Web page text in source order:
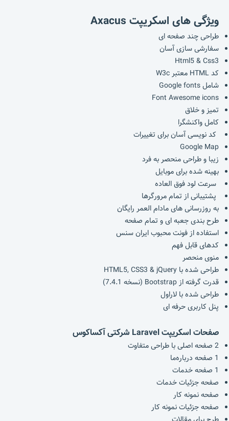
ویژگی های اسکریپت Axacus
طراحی چند صفحه ای
سفارشی سازی آسان
Html5 & Css3
کد HTML معتبر W3c
شامل Google fonts
Font Awesome icons
تمیز و خلاق
کامل واکنشگرا
کد نویسی آسان برای تغییرات
Google Map
زیبا و طراحی منحصر به فرد
بهینه شده برای موبایل
سرعت لود فوق العاده
پشتیبانی از تمام مرورگرها
به روزرسانی های مادام العمر رایگان
طرح بندی جعبه ای و تمام صفحه
استفاده از فونت محبوب ایران سنس
کدهای قابل فهم
منوی منحصر
طراحی شده با HTML5, CSS3 & jQuery
قدرت گرفته از Bootstrap (نسخه 7.4.1)
طراحی شده با لاراول
پنل کاربری حرفه ای
صفحات اسکریپت Laravel شرکتی آکساکوس
2 صفحه اصلی با طراحی متفاوت
1 صفحه درباره‌ما
1 صفحه خدمات
صفحه جزئیات خدمات
صفحه نمونه کار
صفحه جزئیات نمونه کار